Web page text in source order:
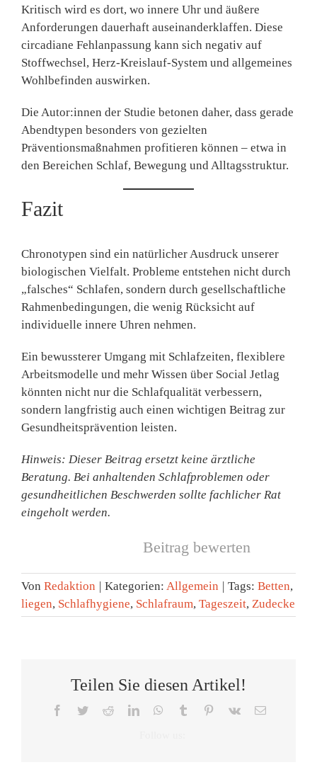
Kritisch wird es dort, wo innere Uhr und äußere
Anforderungen dauerhaft auseinanderklaffen. Diese
circadiane Fehlanpassung kann sich negativ auf
Stoffwechsel, Herz-Kreislauf-System und allgemeines
Wohlbefinden auswirken.
Die Autor:innen der Studie betonen daher, dass gerade
Abendtypen besonders von gezielten
Präventionsmaßnahmen profitieren können – etwa in
den Bereichen Schlaf, Bewegung und Alltagsstruktur.
Fazit
Chronotypen sind ein natürlicher Ausdruck unserer
biologischen Vielfalt. Probleme entstehen nicht durch
„falsches“ Schlafen, sondern durch gesellschaftliche
Rahmenbedingungen, die wenig Rücksicht auf
individuelle innere Uhren nehmen.
Ein bewussterer Umgang mit Schlafzeiten, flexiblere
Arbeitsmodelle und mehr Wissen über Social Jetlag
könnten nicht nur die Schlafqualität verbessern,
sondern langfristig auch einen wichtigen Beitrag zur
Gesundheitsprävention leisten.
Hinweis: Dieser Beitrag ersetzt keine ärztliche
Beratung. Bei anhaltenden Schlafproblemen oder
gesundheitlichen Beschwerden sollte fachlicher Rat
eingeholt werden.
Beitrag bewerten
Von Redaktion | Kategorien: Allgemein | Tags: Betten,
liegen, Schlafhygiene, Schlafraum, Tageszeit, Zudecke
Teilen Sie diesen Artikel!
Facebook
TwitterRedditLinkedInWhatsApp
Tumblr Pinterest
Vk
E-